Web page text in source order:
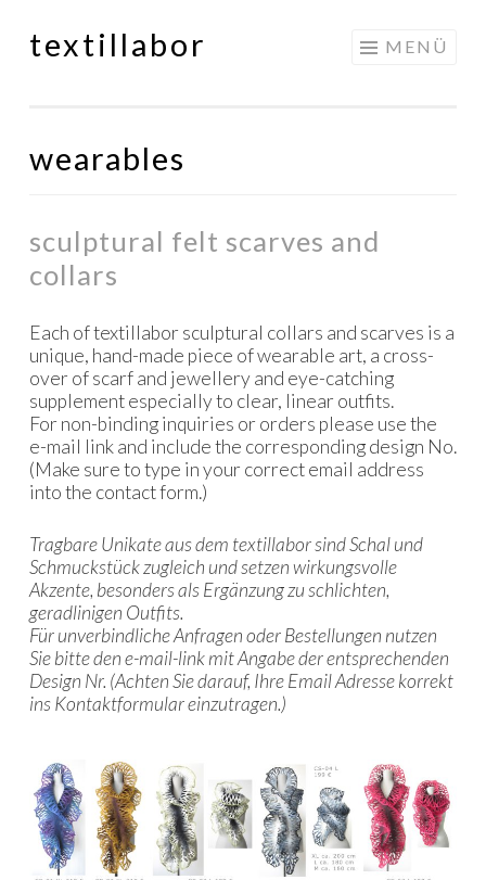
Springe
textillabor MENÜ
wearables
sculptural felt scarves and
collars
Each of textillabor sculptural collars and scarves is a
unique, hand-made piece of wearable art, a cross-
over of scarf and jewellery and eye-catching
supplement especially to clear, linear outfits.
For non-binding inquiries or orders please use the
e-mail link and include the corresponding design No.
(Make sure to type in your correct email address
into the contact form.)
Tragbare Unikate aus dem textillabor sind Schal und
Schmuckstück zugleich und setzen wirkungsvolle
Akzente, besonders als Ergänzung zu schlichten,
geradlinigen Outfits.
Für unverbindliche Anfragen oder Bestellungen nutzen
Sie bitte dene-mail-link mit Angabe der entsprechenden
Design Nr. (Achten Sie darauf, Ihre Email Adresse korrekt
ins Kontaktformular einzutragen.)